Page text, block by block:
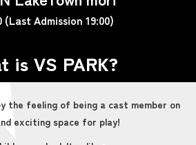
(Last Admission 19:00)
is VS PARK?
the feeling of being a cast member on
exciting space for play!